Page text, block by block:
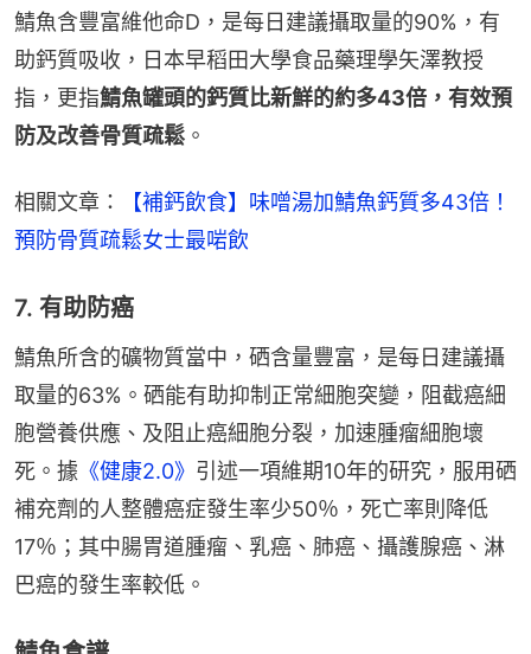
鯖魚含豐富維他命D，是每日建議攝取量的90%，有
助鈣質吸收，日本早稻田大學食品藥理學矢澤教授
指，更指鯖魚罐頭的鈣質比新鮮的約多43倍，有效預
防及改善骨質疏鬆 。
相關文章：
【補鈣飲食】味噌湯加鯖魚鈣質多43倍！
預防骨質疏鬆女士最啱飲
7. 有助防癌
鯖魚所含的礦物質當中，硒含量豐富，是每日建議攝
取量的63%。硒能有助抑制正常細胞突變，阻截癌細
胞營養供應、及阻止癌細胞分裂，加速腫瘤細胞壞
死。據 《健康2.0》 引述一項維期10年的研究，服用硒
補充劑的人整體癌症發生率少50％，死亡率則降低
17％；其中腸胃道腫瘤、乳癌、肺癌、攝護腺癌、淋
巴癌的發生率較低。